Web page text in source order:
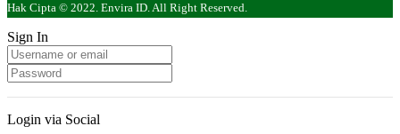
Hak Cipta © 2022. Envira ID. All Right Reserved.
Sign In
Login via Social